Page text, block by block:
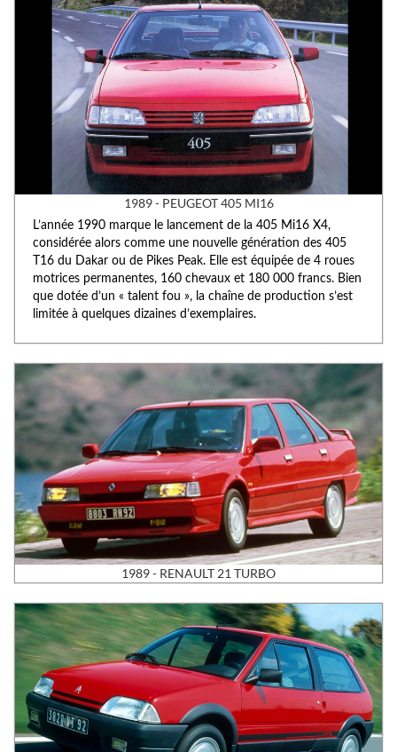
1989 - PEUGEOT 405 MI16
L’année 1990 marque le lancement de la 405 Mi16 X4,
considérée alors comme une nouvelle génération des 405
T16 du Dakar ou de Pikes Peak. Elle est équipée de 4 roues
motrices permanentes, 160 chevaux et 180 000 francs. Bien
que dotée d’un « talent fou », la chaîne de production s’est
limitée à quelques dizaines d’exemplaires.
1989 - RENAULT 21 TURBO